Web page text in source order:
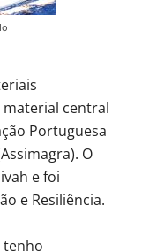
central
Portuguesa
O
e foi
e Resiliência.
tenho